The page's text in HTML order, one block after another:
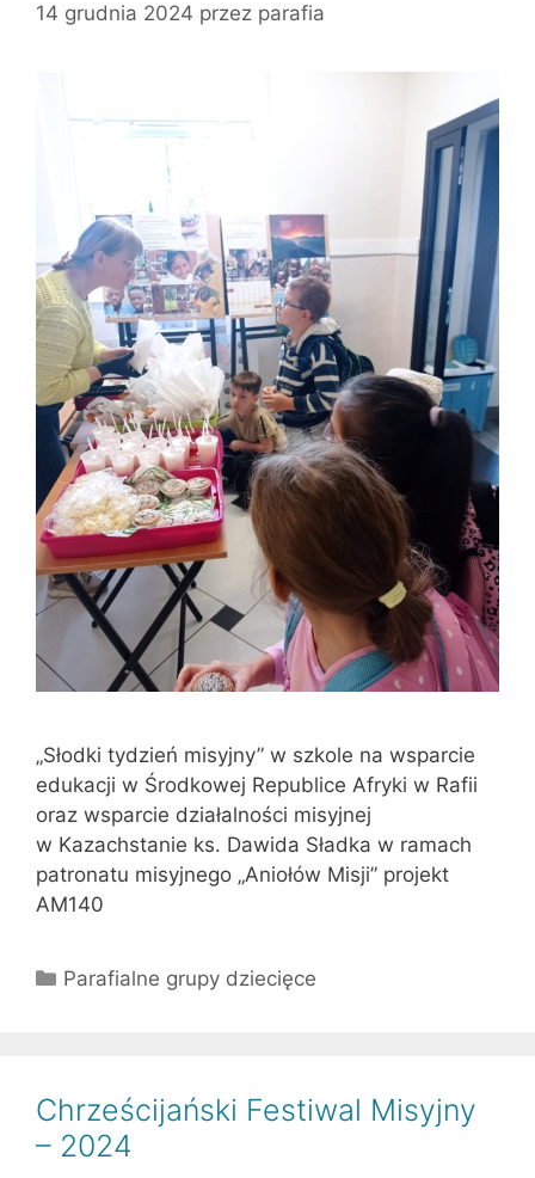
14 grudnia 2024 przez parafia
„Słodki tydzień misyjny” w szkole na wsparcie
edukacji w Środkowej Republice Afryki w Rafii
oraz wsparcie działalności misyjnej
w Kazachstanie ks. Dawida Sładka w ramach
patronatu misyjnego „Aniołów Misji” projekt
AM140
Kategorie
Parafialne grupy dziecięce
Chrześcijański Festiwal Misyjny
– 2024